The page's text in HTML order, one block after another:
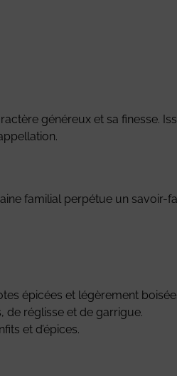
généreux et sa finesse.
familial perpétue un savoir-
épicées et légèrement
de réglisse et de garrigue.
et d’épices.